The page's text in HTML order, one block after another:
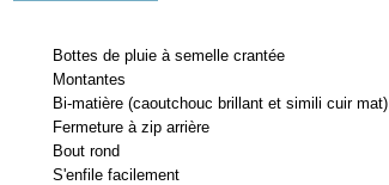
Bottes de pluie à semelle crantée
Montantes
Bi-matière (caoutchouc brillant et simili cuir mat)
Fermeture à zip arrière
Bout rond
S'enfile facilement